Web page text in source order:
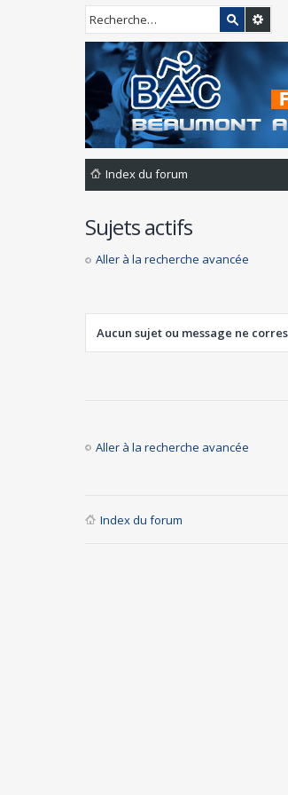
Index du forum
Sujets actifs
Aller à la recherche avancée
Aucun sujet ou message ne
Aller à la recherche avancée
Index du forum